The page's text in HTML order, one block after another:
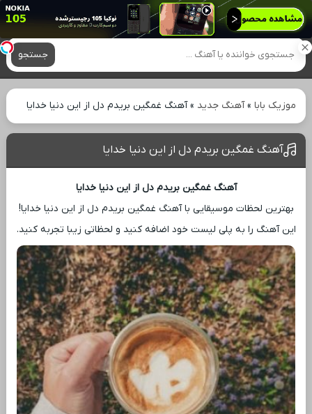
آهنگ های جدید
جستجو
موزیک بابا»آهنگ جدید »آهنگ غمگین بریدم دل از این دنیا خدایا
آهنگ غمگین بریدم دل از این دنیا خدایا
آهنگ غمگین بریدم دل از این دنیا خدایا
بهترین لحظات موسیقایی با آهنگ غمگین بریدم دل از این دنیا خدایا!
این آهنگ را به پلی ‌لیست خود اضافه کنید و لحظاتی زیبا تجربه کنید.